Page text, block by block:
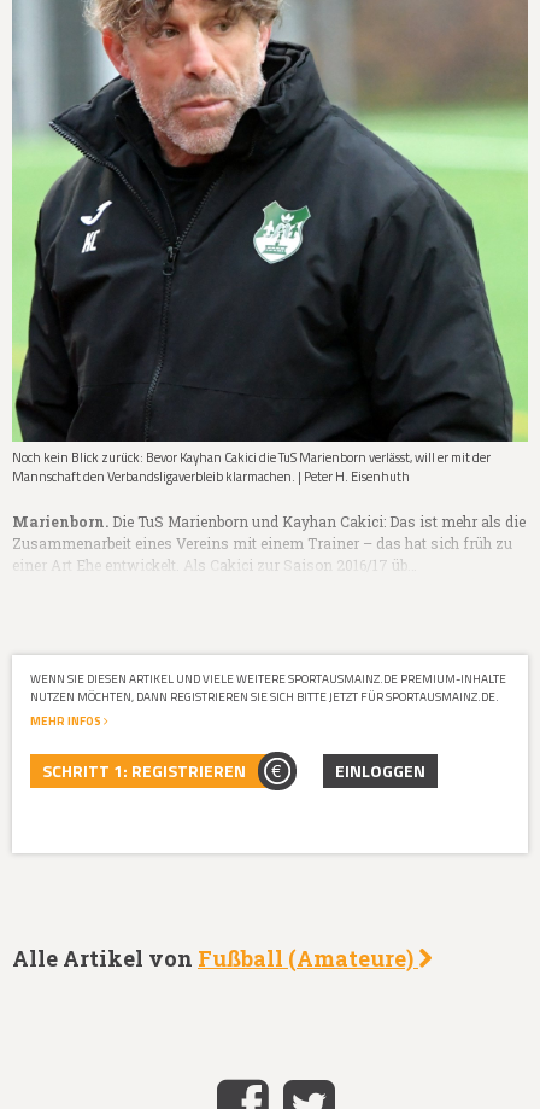
Noch kein Blick zurück: Bevor Kayhan Cakici die TuS Marienborn verlässt, will er mit der
Mannschaft den Verbandsligaverbleib klarmachen. | Peter H. Eisenhuth
Marienborn. Die TuS Marienborn und Kayhan Cakici: Das ist mehr als die
Zusammenarbeit eines Vereins mit einem Trainer – das hat sich früh zu
einer Art Ehe entwickelt. Als Cakici zur Saison 2016/17 üb…
WENN SIE DIESEN ARTIKEL UND VIELE WEITERE SPORTAUSMAINZ.DE PREMIUM-INHALTE
NUTZEN MÖCHTEN, DANN REGISTRIEREN SIE SICH BITTE JETZT FÜR SPORTAUSMAINZ.DE.
MEHR INFOS
SCHRITT 1: REGISTRIEREN EINLOGGEN
Alle Artikel von Fußball (Amateure)